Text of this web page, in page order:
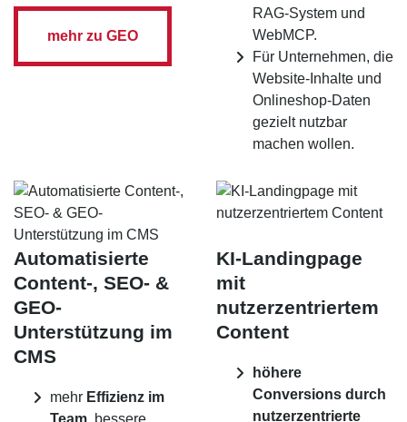
mehr zu GEO
RAG-System und
WebMCP.
Für Unternehmen, die
Website-Inhalte und
Onlineshop-Daten
gezielt nutzbar
machen wollen.
Automatisierte
Content-, SEO- &
GEO-
Unterstützung im
CMS
mehr Effizienz im
Team, bessere
KI-Landingpage
mit
nutzerzentriertem
Content
höhere
Conversions durch
nutzerzentrierte